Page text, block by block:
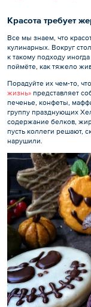
Красота требует
Все мы знаем, что
кулинарных. Вокруг
к такому подходу
поймёте, как тяжело
Порадуйте их чем-то,
жизнь» представляет
печенье, конфеты,
группу празднующих
содержание белков,
пусть коллеги решают,
нарушили.